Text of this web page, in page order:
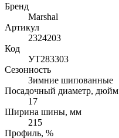
Бренд
Marshal
Артикул
2324203
Код
УТ283303
Сезонность
Зимние шипованные
Посадочный диаметр, дюйм
17
Ширина шины, мм
215
Профиль, %